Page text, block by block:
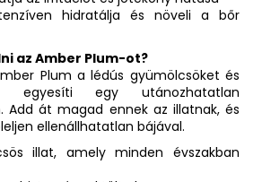
hidratálja és növeli a bőr
az Amber Plum-ot?
Plum a lédús gyümölcsöket és
egyesíti egy utánozhatatlan
Add át magad ennek az illatnak, és
ellenállhatatlan bájával.
illat, amely minden évszakban